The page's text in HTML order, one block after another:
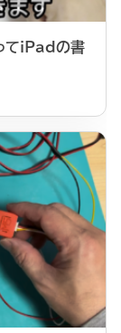
てiPadの書